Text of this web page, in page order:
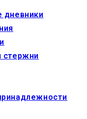
дневники
стержни